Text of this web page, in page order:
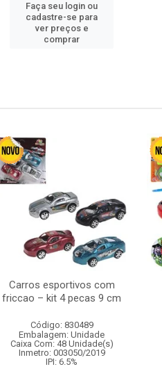
Faça seu login ou
cadastre-se para
ver preços e
comprar
Carros esportivos com
friccao – kit 4 pecas 9 cm
Código: 830489
Embalagem: Unidade
Caixa Com: 48 Unidade(s)
Inmetro: 003050/2019
IPI: 6.5%